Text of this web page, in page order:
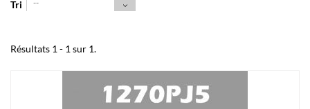
Tri --
Résultats 1 - 1 sur 1.